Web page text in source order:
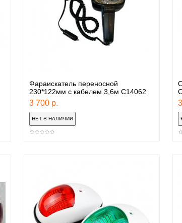
Фараискатель переносной
230*122мм с кабелем 3,6м С14062
3 700 р.